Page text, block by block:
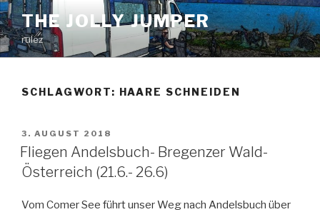
Zum
Inhalt
springen
THE JOLLY JUMPER
rulez
SCHLAGWORT: HAARE SCHNEIDEN
VERÖFFENTLICHT
AM
3. AUGUST 2018
Fliegen Andelsbuch- Bregenzer Wald-
Österreich (21.6.- 26.6)
Vom Comer See führt unser Weg nach Andelsbuch über